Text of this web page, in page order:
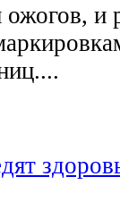
ожогов, и